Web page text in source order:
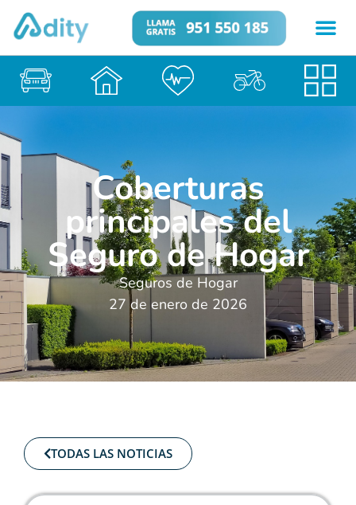
Coberturas
principales del
Seguro de Hogar
Seguros de Hogar
27 de enero de 2026
TODAS LAS NOTICIAS